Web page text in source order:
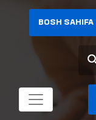
BOSH SAHIFA